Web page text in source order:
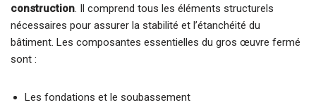
construction. Il comprend tous les éléments structurels
nécessaires pour assurer la stabilité et l’étanchéité du
bâtiment. Les composantes essentielles du gros œuvre fermé
sont :
Les fondations et le soubassement